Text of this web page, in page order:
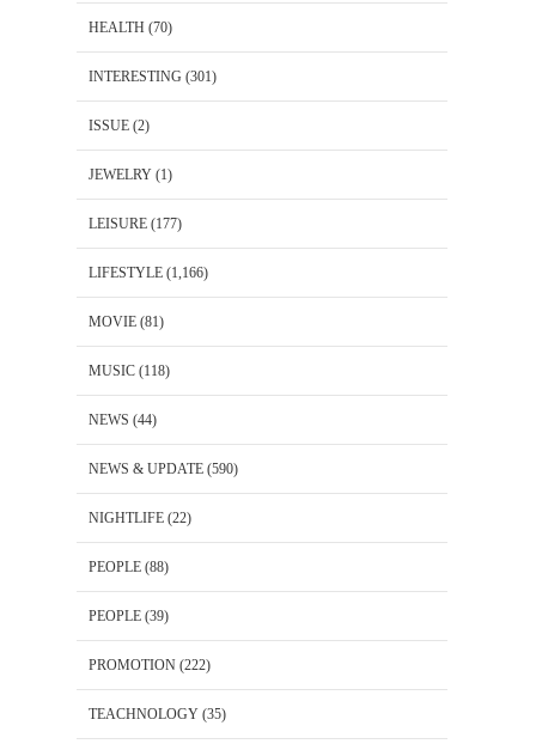
HEALTH (70)
INTERESTING (301)
ISSUE (2)
JEWELRY (1)
LEISURE (177)
LIFESTYLE (1,166)
MOVIE (81)
MUSIC (118)
NEWS (44)
NEWS & UPDATE (590)
NIGHTLIFE (22)
PEOPLE (88)
PEOPLE (39)
PROMOTION (222)
TEACHNOLOGY (35)